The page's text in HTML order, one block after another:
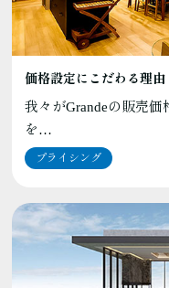
価格設定にこだわる理由
我々がGrandeの販売
を…
プライシング